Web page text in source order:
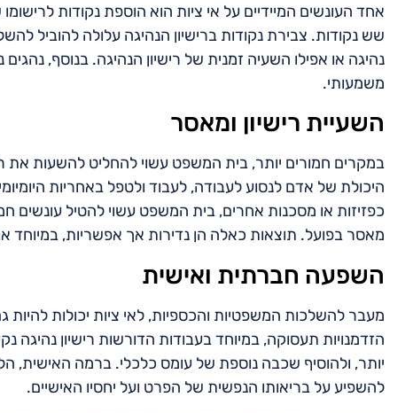
אחד העונשים המיידיים על אי ציות הוא הוספת נקודות
שש נקודות. צבירת נקודות ברישיון הנהיגה עלולה להוביל
נהיגה או אפילו השעיה זמנית של רישיון הנהיגה. בנוסף,
משמעותי.
השעיית רישיון ומאסר
במקרים חמורים יותר, בית המשפט עשוי להחליט להשעות את
היכולת של אדם לנסוע לעבודה, לעבוד ולטפל באחריות
כפזיזות או מסכנות אחרים, בית המשפט עשוי להטיל עונשים
מאסר בפועל. תוצאות כאלה הן נדירות אך אפשריות, במיוחד
השפעה חברתית ואישית
מעבר להשלכות המשפטיות והכספיות, לאי ציות יכולות להיות
הזדמנויות תעסוקה, במיוחד בעבודות הדורשות רישיון נהיגה
יותר, ולהוסיף שכבה נוספת של עומס כלכלי. ברמה האישית,
להשפיע על בריאותו הנפשית של הפרט ועל יחסיו האישיים.